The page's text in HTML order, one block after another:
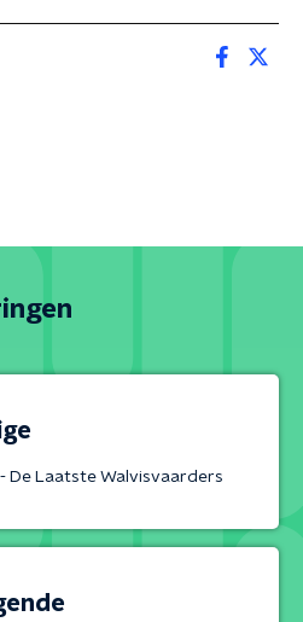
De Laatste Walvisvaarders